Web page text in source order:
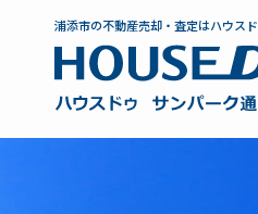
浦添市の不動産売却・査定はハウス